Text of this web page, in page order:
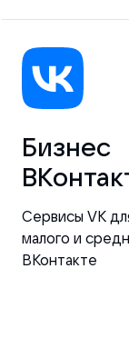
Бизнес
Сервисы VK
малого и
ВКонтакте